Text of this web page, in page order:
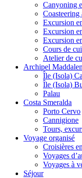
Canyoning
Coasteering
Excursion
Excursion
Excursion
Cours de
Atelier de
Archipel
Île (Isola)
Île (Isola)
Palau
Costa Smeralda
Porto Cervo
Cannigione
Tours,
Voyage organisé
Croisières
Voyages
Voyages à
Séjour